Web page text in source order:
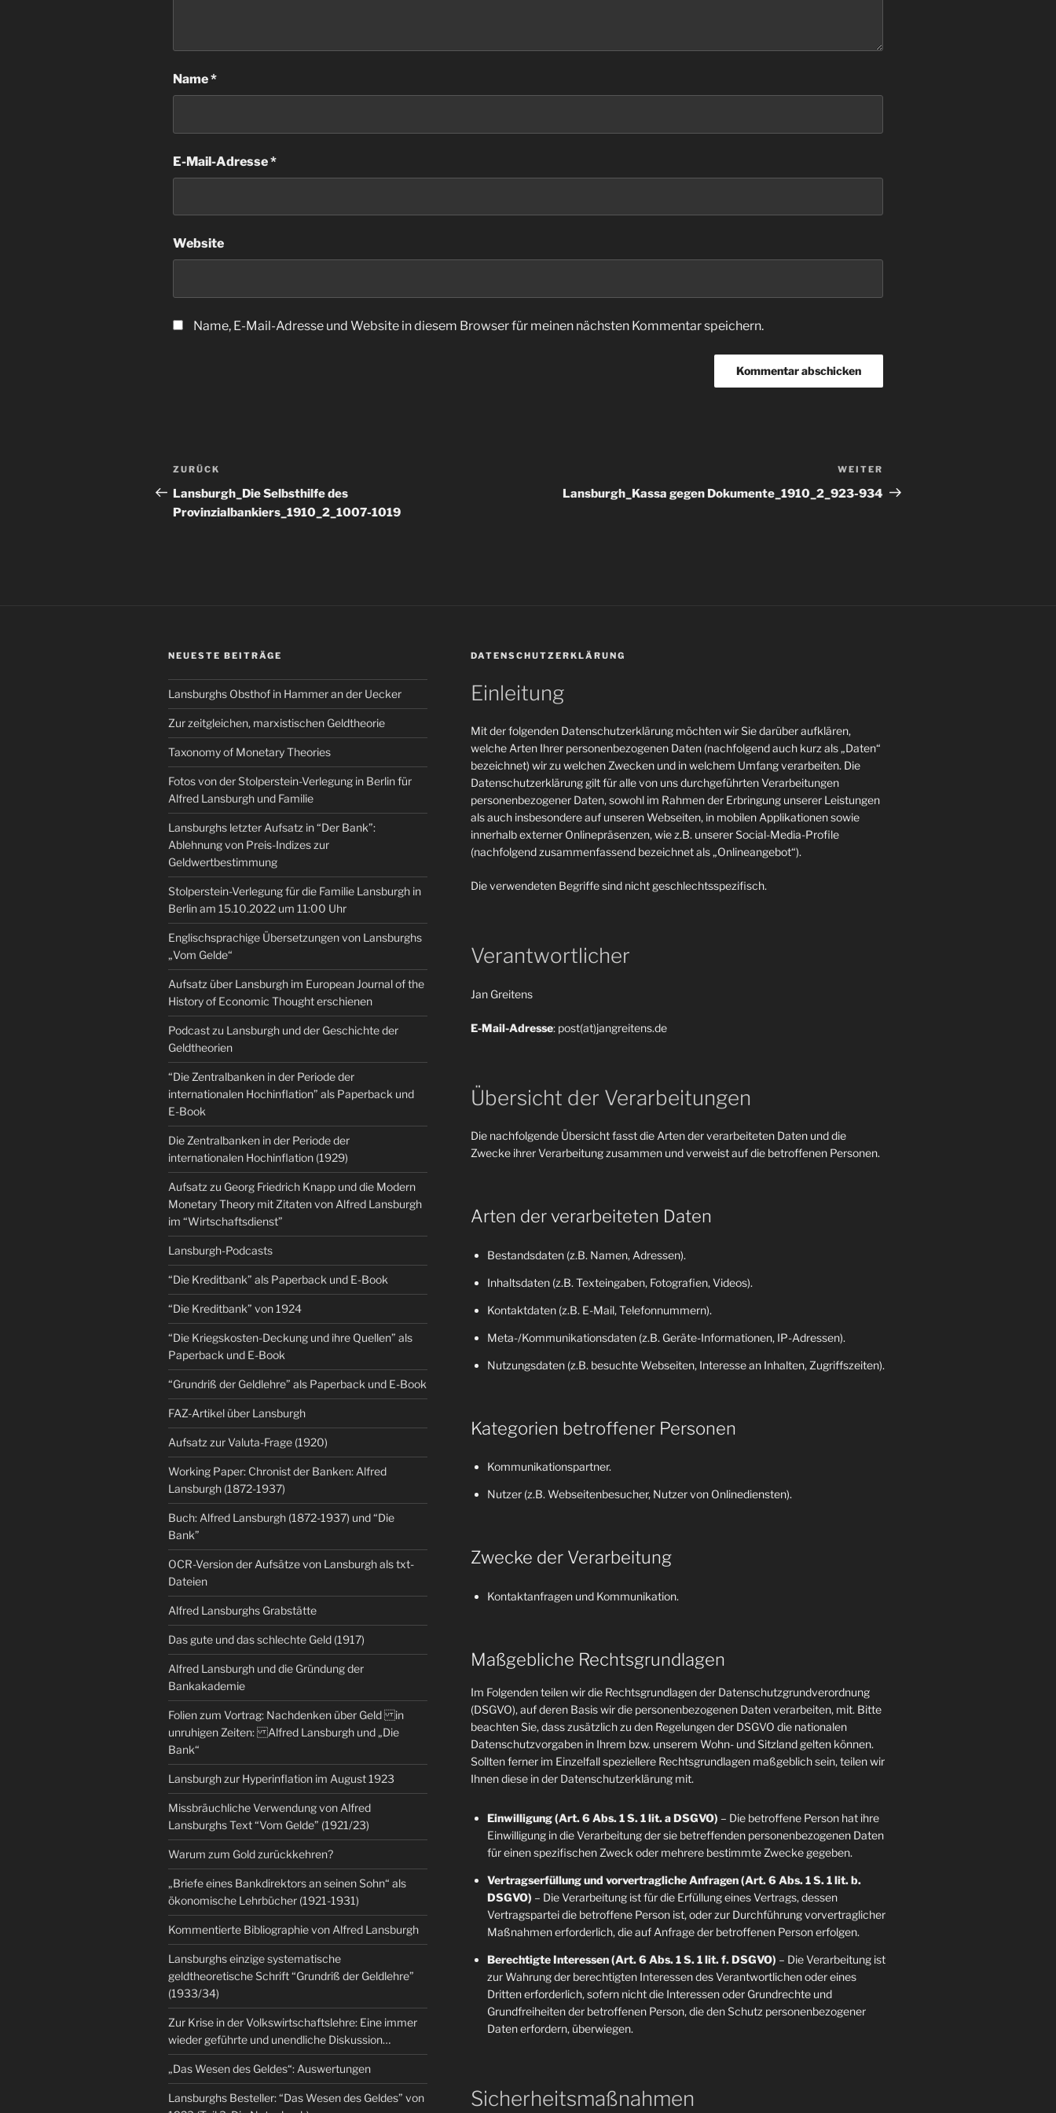
Name*
E-Mail-Adresse*
Website
Name, E-Mail-Adresse und Website in diesem Browser für meinen nächsten Kommentar speichern.
Beitragsnavigation
Vorheriger
Beitrag
ZURÜCK
Lansburgh_Die Selbsthilfe des
Provinzialbankiers_1910_2_1007-1019
Beitrag
WEITER
Lansburgh_Kassa gegen Dokumente_1910_2_923-934
NEUESTE BEITRÄGE
Lansburghs Obsthof in Hammer an der Uecker
Zur zeitgleichen, marxistischen Geldtheorie
Taxonomy of Monetary Theories
Fotos von der Stolperstein-Verlegung in Berlin für
Alfred Lansburgh und Familie
Lansburghs letzter Aufsatz in “Der Bank”:
Ablehnung von Preis-Indizes zur
Geldwertbestimmung
Stolperstein-Verlegung für die Familie Lansburgh in
Berlin am 15.10.2022 um 11:00 Uhr
Englischsprachige Übersetzungen von Lansburghs
„Vom Gelde“
Aufsatz über Lansburgh im European Journal of the
History of Economic Thought erschienen
Podcast zu Lansburgh und der Geschichte der
Geldtheorien
“Die Zentralbanken in der Periode der
internationalen Hochinflation” als Paperback und
E-Book
Die Zentralbanken in der Periode der
internationalen Hochinflation (1929)
Aufsatz zu Georg Friedrich Knapp und die Modern
Monetary Theory mit Zitaten von Alfred Lansburgh
im “Wirtschaftsdienst”
Lansburgh-Podcasts
“Die Kreditbank” als Paperback und E-Book
“Die Kreditbank” von 1924
“Die Kriegskosten-Deckung und ihre Quellen” als
Paperback und E-Book
“Grundriß der Geldlehre” als Paperback und E-Book
FAZ-Artikel über Lansburgh
Aufsatz zur Valuta-Frage (1920)
Working Paper: Chronist der Banken: Alfred
Lansburgh (1872-1937)
Buch: Alfred Lansburgh (1872-1937) und “Die
Bank”
OCR-Version der Aufsätze von Lansburgh als txt-
Dateien
Alfred Lansburghs Grabstätte
Das gute und das schlechte Geld (1917)
Alfred Lansburgh und die Gründung der
Bankakademie
Folien zum Vortrag: Nachdenken über Geld in
unruhigen Zeiten: Alfred Lansburgh und „Die
Bank“
Lansburgh zur Hyperinflation im August 1923
Missbräuchliche Verwendung von Alfred
Lansburghs Text “Vom Gelde” (1921/23)
Warum zum Gold zurückkehren?
„Briefe eines Bankdirektors an seinen Sohn“ als
ökonomische Lehrbücher (1921-1931)
Kommentierte Bibliographie von Alfred Lansburgh
Lansburghs einzige systematische
geldtheoretische Schrift “Grundriß der Geldlehre”
(1933/34)
Zur Krise in der Volkswirtschaftslehre: Eine immer
wieder geführte und unendliche Diskussion…
„Das Wesen des Geldes“: Auswertungen
Lansburghs Besteller: “Das Wesen des Geldes” von
DATENSCHUTZERKLÄRUNG
Einleitung
Mit der folgenden Datenschutzerklärung möchten wir Sie darüber aufklären,
welche Arten Ihrer personenbezogenen Daten (nachfolgend auch kurz als „Daten“
bezeichnet) wir zu welchen Zwecken und in welchem Umfang verarbeiten. Die
Datenschutzerklärung gilt für alle von uns durchgeführten Verarbeitungen
personenbezogener Daten, sowohl im Rahmen der Erbringung unserer Leistungen
als auch insbesondere auf unseren Webseiten, in mobilen Applikationen sowie
innerhalb externer Onlinepräsenzen, wie z.B. unserer Social-Media-Profile
(nachfolgend zusammenfassend bezeichnet als „Onlineangebot“).
Die verwendeten Begriffe sind nicht geschlechtsspezifisch.
Verantwortlicher
Jan Greitens
E-Mail-Adresse: post(at)jangreitens.de
Übersicht der Verarbeitungen
Die nachfolgende Übersicht fasst die Arten der verarbeiteten Daten und die
Zwecke ihrer Verarbeitung zusammen und verweist auf die betroffenen Personen.
Arten der verarbeiteten Daten
Bestandsdaten (z.B. Namen, Adressen).
Inhaltsdaten (z.B. Texteingaben, Fotografien, Videos).
Kontaktdaten (z.B. E-Mail, Telefonnummern).
Meta-/Kommunikationsdaten (z.B. Geräte-Informationen, IP-Adressen).
Nutzungsdaten (z.B. besuchte Webseiten, Interesse an Inhalten, Zugriffszeiten).
Kategorien betroffener Personen
Kommunikationspartner.
Nutzer (z.B. Webseitenbesucher, Nutzer von Onlinediensten).
Zwecke der Verarbeitung
Kontaktanfragen und Kommunikation.
Maßgebliche Rechtsgrundlagen
Im Folgenden teilen wir die Rechtsgrundlagen der Datenschutzgrundverordnung
(DSGVO), auf deren Basis wir die personenbezogenen Daten verarbeiten, mit. Bitte
beachten Sie, dass zusätzlich zu den Regelungen der DSGVO die nationalen
Datenschutzvorgaben in Ihrem bzw. unserem Wohn- und Sitzland gelten können.
Sollten ferner im Einzelfall speziellere Rechtsgrundlagen maßgeblich sein, teilen wir
Ihnen diese in der Datenschutzerklärung mit.
Einwilligung (Art. 6 Abs. 1 S. 1 lit. a DSGVO) – Die betroffene Person hat ihre
Einwilligung in die Verarbeitung der sie betreffenden personenbezogenen Daten
für einen spezifischen Zweck oder mehrere bestimmte Zwecke gegeben.
Vertragserfüllung und vorvertragliche Anfragen (Art. 6 Abs. 1 S. 1 lit. b.
DSGVO) – Die Verarbeitung ist für die Erfüllung eines Vertrags, dessen
Vertragspartei die betroffene Person ist, oder zur Durchführung vorvertraglicher
Maßnahmen erforderlich, die auf Anfrage der betroffenen Person erfolgen.
Berechtigte Interessen (Art. 6 Abs. 1 S. 1 lit. f. DSGVO) – Die Verarbeitung ist
zur Wahrung der berechtigten Interessen des Verantwortlichen oder eines
Dritten erforderlich, sofern nicht die Interessen oder Grundrechte und
Grundfreiheiten der betroffenen Person, die den Schutz personenbezogener
Daten erfordern, überwiegen.
Sicherheitsmaßnahmen